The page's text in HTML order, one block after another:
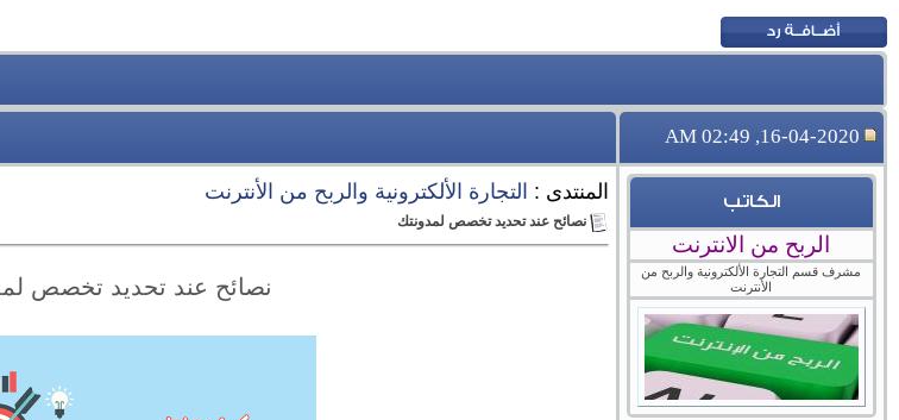
16-04-2020, 02:49 AM
الكاتب
الربح من الانترنت
مشرف قسم التجارة الألكترونية والربح من
الأنترنت
المنتدى : التجارة الألكترونية والربح من الأنترنت
نصائح عند تحديد تخصص لمدونتك
نصائح عند تحديد تخصص